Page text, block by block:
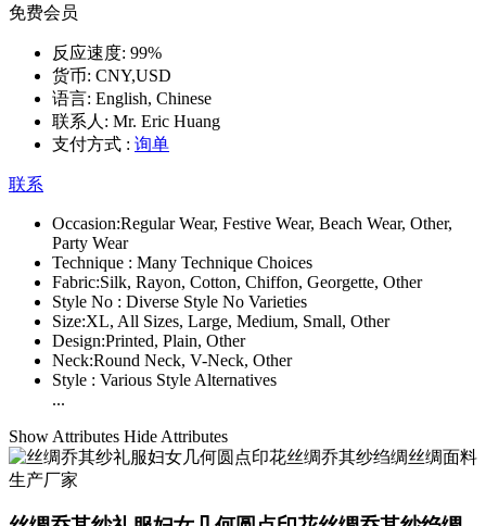
免费会员
反应速度: 99%
货币: CNY,USD
语言: English, Chinese
联系人: Mr. Eric Huang
支付方式 : 询单
联系
Occasion:Regular Wear, Festive Wear, Beach Wear, Other,
Party Wear
Technique : Many Technique Choices
Fabric:Silk, Rayon, Cotton, Chiffon, Georgette, Other
Style No : Diverse Style No Varieties
Size:XL, All Sizes, Large, Medium, Small, Other
Design:Printed, Plain, Other
Neck:Round Neck, V-Neck, Other
Style : Various Style Alternatives
...
Show Attributes Hide Attributes